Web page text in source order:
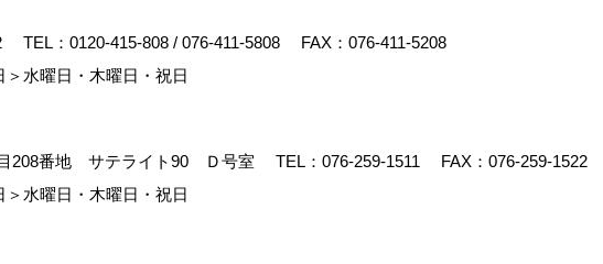
TEL： 0120-415-808 / 076-411-5808
FAX：076-411-5208
＞水曜日・木曜日・祝日
目208番地 サテライト90 Ｄ号室 TEL： 076-259-1511
FAX：076-259-1522
＞水曜日・木曜日・祝日